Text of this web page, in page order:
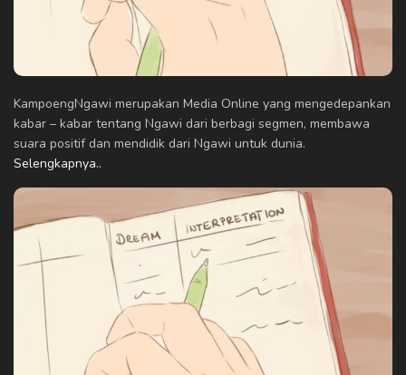
KampoengNgawi merupakan Media Online yang mengedepankan
kabar – kabar tentang Ngawi dari berbagi segmen, membawa
suara positif dan mendidik dari Ngawi untuk dunia.
Selengkapnya..